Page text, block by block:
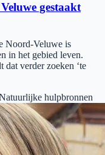
gestaakt
Noord-Veluwe is
in het gebied leven.
verder zoeken ‘te
hulpbronnen